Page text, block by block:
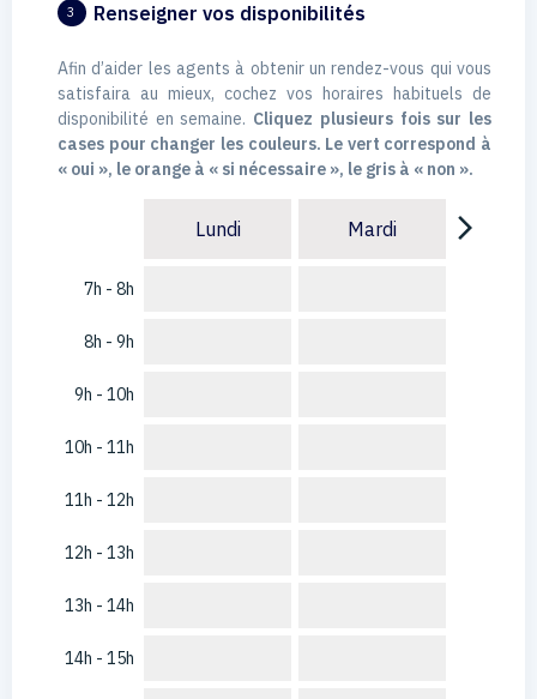
3 Renseigner vos disponibilités
Afin d’aider les agents à obtenir un rendez-vous qui vous
satisfaira au mieux, cochez vos horaires habituels de
disponibilité en semaine. Cliquez plusieurs fois sur les
cases pour changer les couleurs. Le vert correspond à
« oui », le orange à « si nécessaire », le gris à « non ».
7h - 8h
8h - 9h
9h - 10h
10h - 11h
11h - 12h
12h - 13h
13h - 14h
14h - 15h
Lundi Mardi arrow_forward_ios